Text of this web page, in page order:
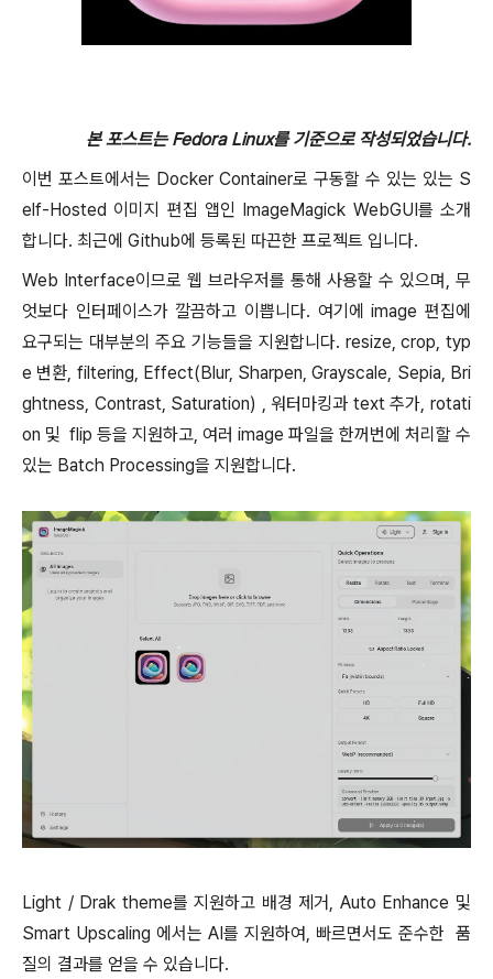
본 포스트는 Fedora Linux를 기준으로 작성되었습니다.
이번 포스트에서는 Docker Container로 구동할 수 있는 있는 S
elf-Hosted 이미지 편집 앱인 ImageMagick WebGUI를 소개
합니다. 최근에 Github에 등록된 따끈한 프로젝트 입니다.
Web Interface이므로 웹 브라우저를 통해 사용할 수 있으며, 무
엇보다 인터페이스가 깔끔하고 이쁩니다. 여기에 image 편집에
요구되는 대부분의 주요 기능들을 지원합니다. resize, crop, typ
e 변환, filtering, Effect(Blur, Sharpen, Grayscale, Sepia, Bri
ghtness, Contrast, Saturation) , 워터마킹과 text 추가, rotati
on 및 flip 등을 지원하고, 여러 image 파일을 한꺼번에 처리할 수
있는 Batch Processing을 지원합니다.
Light / Drak theme를 지원하고 배경 제거, Auto Enhance 및
Smart Upscaling 에서는 AI를 지원하여, 빠르면서도 준수한 품
질의 결과를 얻을 수 있습니다.